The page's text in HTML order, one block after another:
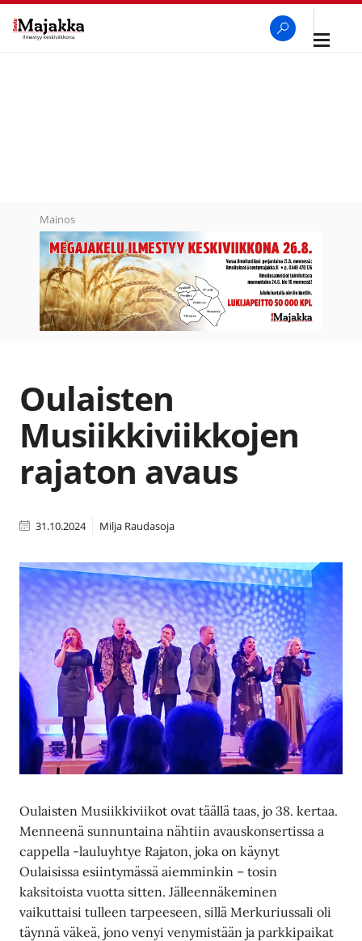
Avaa
Mainos
Oulaisten
Musiikkiviikkojen
rajaton avaus
31.10.2024 Milja Raudasoja
Oulaisten Musiikkiviikot ovat täällä taas, jo 38. kertaa.
Menneenä sunnuntaina nähtiin avauskonsertissa a
cappella -lauluyhtye Rajaton, joka on käynyt
Oulaisissa esiintymässä aiemminkin – tosin
kaksitoista vuotta sitten. Jälleennäkeminen
vaikuttaisi tulleen tarpeeseen, sillä Merkuriussali oli
täynnä väkeä, jono venyi venymistään ja parkkipaikat